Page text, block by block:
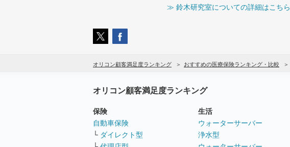
≫ 鈴木研究室についての詳細はこちら
オリコン顧客満足度ランキング おすすめの医療保険ランキング・比較
オリコン顧客満足度ランキング
保険
自動車保険
└ ダイレクト型
生活
ウォーターサーバー
浄水型